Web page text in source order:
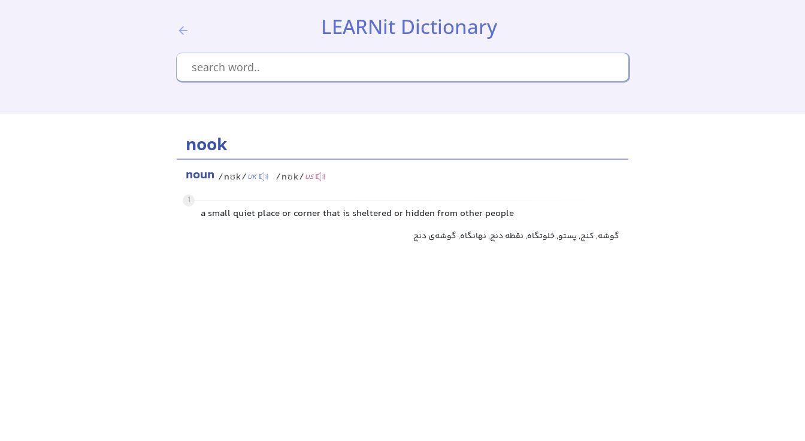
LEARNit Dictionary
nook
noun /nʊk/UK /nʊk/US
1
a small quiet place or corner that is sheltered or hidden from other people
گوشه, کنج, پستو, خلوتگاه, نقطه دنج, نهانگاه, گوشه‌ی دنج